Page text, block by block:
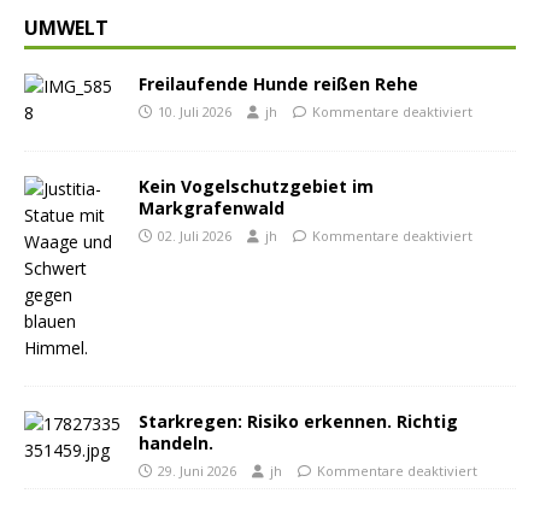
UMWELT
Freilaufende Hunde reißen Rehe
10. Juli 2026 jh Kommentare deaktiviert
Kein Vogelschutzgebiet im
Markgrafenwald
02. Juli 2026 jh Kommentare deaktiviert
Starkregen: Risiko erkennen. Richtig
handeln.
29. Juni 2026 jh Kommentare deaktiviert